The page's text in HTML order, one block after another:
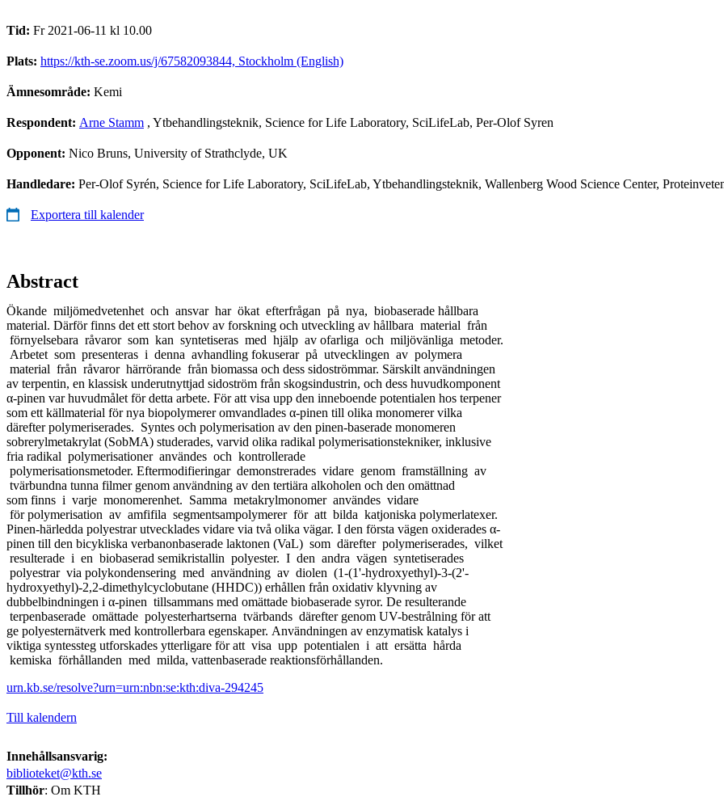
Tid: Fr 2021-06-11 kl 10.00
Plats: https://kth-se.zoom.us/j/67582093844, Stockholm (English)
Ämnesområde: Kemi
Respondent: Arne Stamm , Ytbehandlingsteknik, Science for Life Laboratory, SciLifeLab, Per-Olof Syren
Opponent: Nico Bruns, University of Strathclyde, UK
Handledare: Per-Olof Syrén, Science for Life Laboratory, SciLifeLab, Ytbehandlingsteknik, Wallenberg Wood Science Center,
Exportera till kalender
Abstract
Ökande miljömedvetenhet och ansvar har ökat efterfrågan på nya, biobaserade hållbara
material. Därför finns det ett stort behov av forskning och utveckling av hållbara material från
förnyelsebara råvaror som kan syntetiseras med hjälp av ofarliga och miljövänliga metoder.
Arbetet som presenteras i denna avhandling fokuserar på utvecklingen av polymera
material från råvaror härrörande från biomassa och dess sidoströmmar. Särskilt användningen
av terpentin, en klassisk underutnyttjad sidoström från skogsindustrin, och dess huvudkomponent
α-pinen var huvudmålet för detta arbete. För att visa upp den inneboende potentialen hos terpener
som ett källmaterial för nya biopolymerer omvandlades α-pinen till olika monomerer vilka
därefter polymeriserades. Syntes och polymerisation av den pinen-baserade monomeren
sobrerylmetakrylat (SobMA) studerades, varvid olika radikal polymerisationstekniker, inklusive
fria radikal polymerisationer användes och kontrollerade
polymerisationsmetoder. Eftermodifieringar demonstrerades vidare genom framställning av
tvärbundna tunna filmer genom användning av den tertiära alkoholen och den omättnad
som finns i varje monomerenhet. Samma metakrylmonomer användes vidare
för polymerisation av amfifila segmentsampolymerer för att bilda katjoniska polymerlatexer.
Pinen-härledda polyestrar utvecklades vidare via två olika vägar. I den första vägen oxiderades α-
pinen till den bicykliska verbanonbaserade laktonen (VaL) som därefter polymeriserades, vilket
resulterade i en biobaserad semikristallin polyester. I den andra vägen syntetiserades
polyestrar via polykondensering med användning av diolen (1-(1'-hydroxyethyl)-3-(2'-
hydroxyethyl)-2,2-dimethylcyclobutane (HHDC)) erhållen från oxidativ klyvning av
dubbelbindningen i α-pinen tillsammans med omättade biobaserade syror. De resulterande
terpenbaserade omättade polyesterhartserna tvärbands därefter genom UV-bestrålning för att
ge polyesternätverk med kontrollerbara egenskaper. Användningen av enzymatisk katalys i
viktiga syntessteg utforskades ytterligare för att visa upp potentialen i att ersätta hårda
kemiska förhållanden med milda, vattenbaserade reaktionsförhållanden.
urn.kb.se/resolve?urn=urn:nbn:se:kth:diva-294245
Till kalendern
Innehållsansvarig:
biblioteket@kth.se
Tillhör: Om KTH